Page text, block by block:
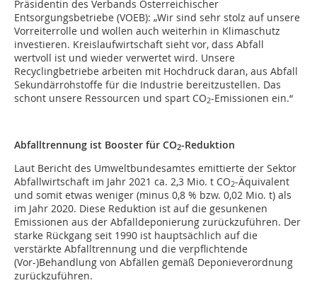
Präsidentin des Verbands Österreichischer
Entsorgungsbetriebe (VOEB): „Wir sind sehr stolz auf unsere
Vorreiterrolle und wollen auch weiterhin in Klimaschutz
investieren. Kreislaufwirtschaft sieht vor, dass Abfall
wertvoll ist und wieder verwertet wird. Unsere
Recyclingbetriebe arbeiten mit Hochdruck daran, aus Abfall
Sekundärrohstoffe für die Industrie bereitzustellen. Das
schont unsere Ressourcen und spart CO2-Emissionen ein.“
Abfalltrennung ist Booster für CO2-Reduktion
Laut Bericht des Umweltbundesamtes emittierte der Sektor
Abfallwirtschaft im Jahr 2021 ca. 2,3 Mio. t CO2-Äquivalent
und somit etwas weniger (minus 0,8 % bzw. 0,02 Mio. t) als
im Jahr 2020. Diese Reduktion ist auf die gesunkenen
Emissionen aus der Abfalldeponierung zurückzuführen. Der
starke Rückgang seit 1990 ist hauptsächlich auf die
verstärkte Abfalltrennung und die verpflichtende
(Vor-)Behandlung von Abfällen gemäß Deponieverordnung
zurückzuführen.